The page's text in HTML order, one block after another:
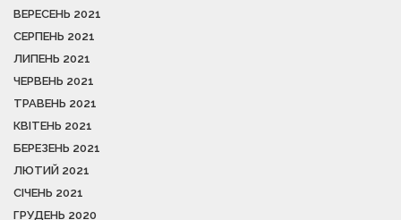
ВЕРЕСЕНЬ 2021
СЕРПЕНЬ 2021
ЛИПЕНЬ 2021
ЧЕРВЕНЬ 2021
ТРАВЕНЬ 2021
КВІТЕНЬ 2021
БЕРЕЗЕНЬ 2021
ЛЮТИЙ 2021
СІЧЕНЬ 2021
ГРУДЕНЬ 2020